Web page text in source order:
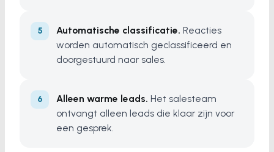
Automatische classificatie. Reacties
worden automatisch geclassificeerd en
doorgestuurd naar sales.
Alleen warme leads. Het salesteam
ontvangt alleen leads die klaar zijn voor
een gesprek.